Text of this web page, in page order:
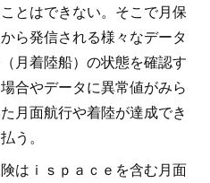
とはできない。そこで月保
ら発信される様々なデータ
月着陸船）の状態を確認す
合やデータに異常値がみら
月面航行や着陸が達成でき
う。
はｉｓｐａｃｅを含む月面